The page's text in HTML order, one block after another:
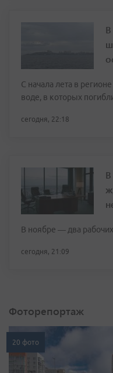
С начала лета в
воде, в которых
сегодня, 22:18
В ноябре — два
сегодня, 21:09
Фоторепортаж
20 фото